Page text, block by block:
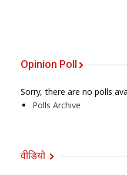
Opinion Poll
Sorry, there are no polls
Polls Archive
वीडियो